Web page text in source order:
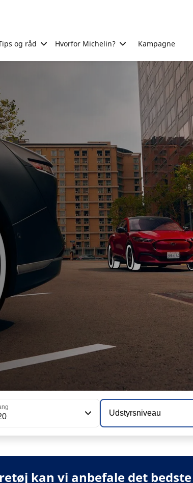
og råd Hvorfor Michelin? Kampagne
Udstyrsniveau
kan vi anbefale det